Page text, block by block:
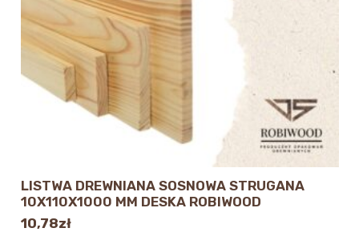
LISTWA DREWNIANA SOSNOWA STRUGANA
10X110X1000 MM DESKA ROBIWOOD
10,78zł